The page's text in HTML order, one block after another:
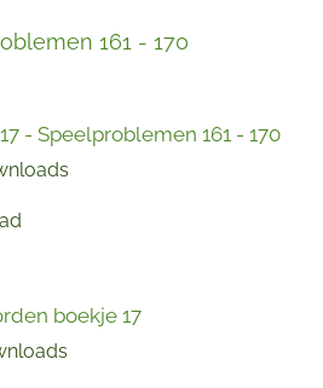
161 - 170
- Speelproblemen 161 - 170
boekje 17